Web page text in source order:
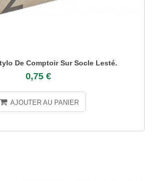
De Comptoir Sur Socle Lesté.
0,75 €
AJOUTER AU PANIER